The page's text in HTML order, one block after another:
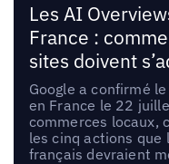
Les AI
France :
sites doivent
Google a confirmé
en France le 22
commerces locaux,
les cinq actions que
français devraient